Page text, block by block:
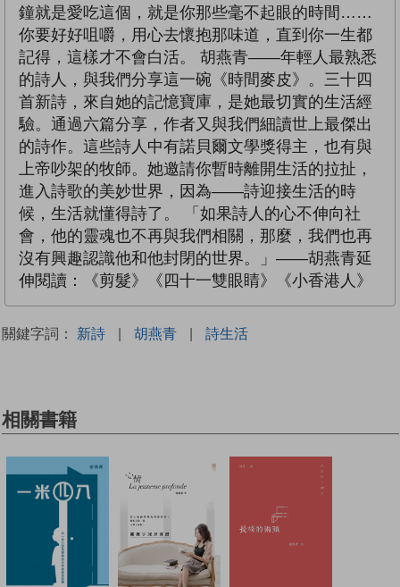
鐘就是愛吃這個，就是你那些毫不起眼的時間……
你要好好咀嚼，用心去懷抱那味道，直到你一生都
記得，這樣才不會白活。 胡燕青——年輕人最熟悉
的詩人，與我們分享這一碗《時間麥皮》。三十四
首新詩，來自她的記憶寶庫，是她最切實的生活經
驗。通過六篇分享，作者又與我們細讀世上最傑出
的詩作。這些詩人中有諾貝爾文學獎得主，也有與
上帝吵架的牧師。她邀請你暫時離開生活的拉扯，
進入詩歌的美妙世界，因為——詩迎接生活的時
候，生活就懂得詩了。 「如果詩人的心不伸向社
會，他的靈魂也不再與我們相關，那麼，我們也再
沒有興趣認識他和他封閉的世界。」——胡燕青延
伸閱讀：《剪髮》《四十一雙眼睛》《小香港人》
關鍵字詞： 新詩 | 胡燕青 | 詩生活
相關書籍